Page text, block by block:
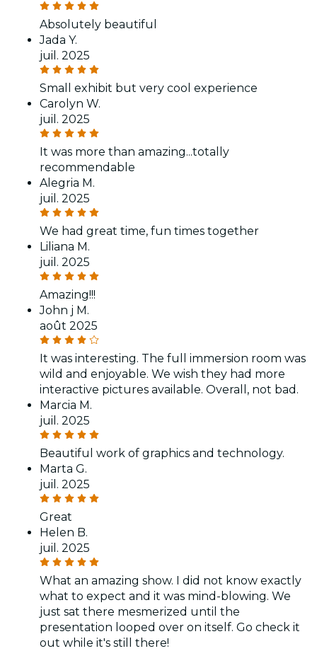
Absolutely beautiful
Jada Y.
juil. 2025
Small exhibit but very cool experience
Carolyn W.
juil. 2025
It was more than amazing...totally
recommendable
Alegria M.
juil. 2025
We had great time, fun times together
Liliana M.
juil. 2025
Amazing!!!
John j M.
août 2025
It was interesting. The full immersion room was
wild and enjoyable. We wish they had more
interactive pictures available. Overall, not bad.
Marcia M.
juil. 2025
Beautiful work of graphics and technology.
Marta G.
juil. 2025
Great
Helen B.
juil. 2025
What an amazing show. I did not know exactly
what to expect and it was mind-blowing. We
just sat there mesmerized until the
presentation looped over on itself. Go check it
out while it's still there!